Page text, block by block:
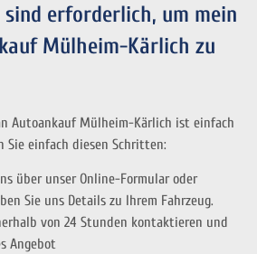
erforderlich, um mein
Mülheim-Kärlich zu
Autoankauf Mülheim-Kärlich ist einfach
Sie einfach diesen Schritten:
über unser Online-Formular oder
Sie uns Details zu Ihrem Fahrzeug.
von 24 Stunden kontaktieren und
Angebot